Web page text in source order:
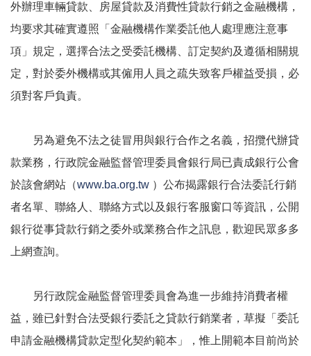
外辦理車輛貸款、房屋貸款及消費性貸款行銷之金融機構，
均要求其確實遵照「金融機構作業委託他人處理應注意事
項」規定，選擇合法之受委託機構、訂定契約及遵循相關規
定，對於委外機構或其僱用人員之疏失致客戶權益受損，必
須對客戶負責。
另為避免不法之徒冒用與銀行合作之名義，招攬代辦貸
款業務，行政院金融監督管理委員會銀行局已責成銀行公會
於該會網站（www.ba.org.tw ）公布揭露銀行合法委託行銷
者名單、聯絡人、聯絡方式以及銀行客服窗口等資訊，公開
銀行從事貸款行銷之委外或業務合作之訊息，歡迎民眾多多
上網查詢。
另行政院金融監督管理委員會為進一步維持消費者權
益，雖已針對合法受銀行委託之貸款行銷業者，草擬「委託
申請金融機構貸款定型化契約範本」，惟上開範本目前尚於